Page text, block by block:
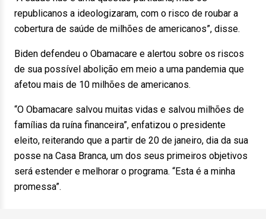
republicanos a ideologizaram, com o risco de roubar a
cobertura de saúde de milhões de americanos”, disse.
Biden defendeu o Obamacare e alertou sobre os riscos
de sua possível abolição em meio a uma pandemia que
afetou mais de 10 milhões de americanos.
“O Obamacare salvou muitas vidas e salvou milhões de
famílias da ruína financeira”, enfatizou o presidente
eleito, reiterando que a partir de 20 de janeiro, dia da sua
posse na Casa Branca, um dos seus primeiros objetivos
será estender e melhorar o programa. “Esta é a minha
promessa”.